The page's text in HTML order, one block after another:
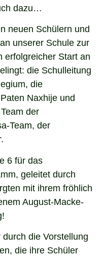
dazu…
neuen Schülern und
unserer Schule zur
erfolgreicher Start an
die Schulleitung
die
Naxhije und
der
Team, der
6 für das
geleitet durch
mit ihrem fröhlich
August-Macke-
die Vorstellung
die ihre Schüler